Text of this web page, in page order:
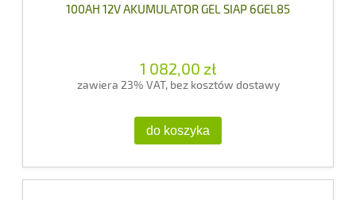
100AH 12V AKUMULATOR GEL SIAP 6GEL85
1 082,00 zł
zawiera 23% VAT, bez kosztów dostawy
do koszyka